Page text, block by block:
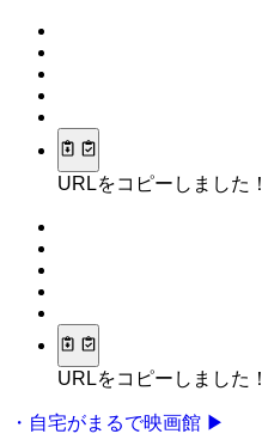
URLをコピーしました！
URLをコピーしました！
・自宅がまるで映画館 ▶